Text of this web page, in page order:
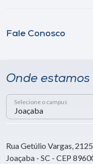
Fale Conosco
Onde estamos
Selecione o campus
Rua Getúlio Vargas,
Joaçaba - SC - CEP